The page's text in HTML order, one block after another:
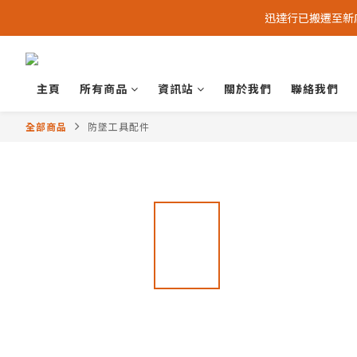
迅達行已搬遷至
主頁 所有商品 資訊站 關於我們 聯絡我們
全部商品 防墜工具配件